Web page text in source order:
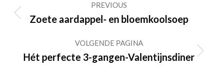
navigation
PREVIOUS
Previous
Zoete aardappel- en bloemkoolsoep
VOLGENDE PAGINA
Volgende
Hét perfecte 3-gangen-Valentijnsdiner